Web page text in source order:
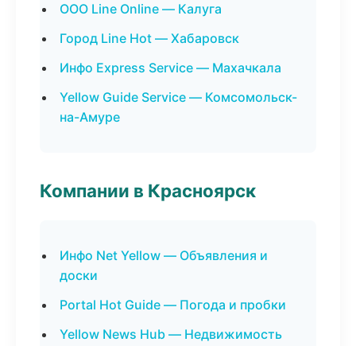
ООО Line Online — Калуга
Город Line Hot — Хабаровск
Инфо Express Service — Махачкала
Yellow Guide Service — Комсомольск-
на-Амуре
Компании в Красноярск
Инфо Net Yellow — Объявления и
доски
Portal Hot Guide — Погода и пробки
Yellow News Hub — Недвижимость